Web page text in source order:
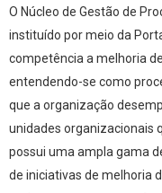
O Núcleo de Gestão de
instituído por meio da
competência a melhoria
entendendo-se como
que a organização
unidades organizacionais
possui uma ampla gama
de iniciativas de melhoria